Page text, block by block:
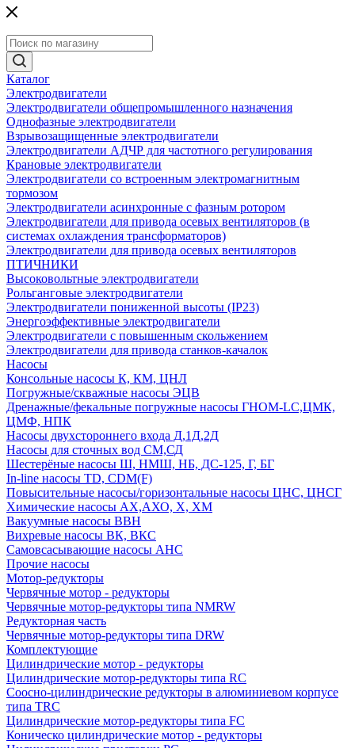
Каталог
Электродвигатели
Электродвигатели общепромышленного назначения
Однофазные электродвигатели
Взрывозащищенные электродвигатели
Электродвигатели АДЧР для частотного регулирования
Крановые электродвигатели
Электродвигатели со встроенным электромагнитным
тормозом
Электродвигатели асинхронные с фазным ротором
Электродвигатели для привода осевых вентиляторов (в
системах охлаждения трансформаторов)
Электродвигатели для привода осевых вентиляторов
ПТИЧНИКИ
Высоковольтные электродвигатели
Рольганговые электродвигатели
Электродвигатели пониженной высоты (IP23)
Энергоэффективные электродвигатели
Электродвигатели с повышенным скольжением
Электродвигатели для привода станков-качалок
Насосы
Консольные насосы К, КМ, ЦНЛ
Погружные/скважные насосы ЭЦВ
Дренажные/фекальные погружные насосы ГНОМ-LC,ЦМК,
ЦМФ, НПК
Насосы двухстороннего входа Д,1Д,2Д
Насосы для сточных вод СМ,СД
Шестерёные насосы Ш, НМШ, НБ, ДС-125, Г, БГ
In-line насосы TD, CDM(F)
Повысительные насосы/горизонтальные насосы ЦНС, ЦНСГ
Химические насосы АХ,АХО, Х, ХМ
Вакуумные насосы ВВН
Вихревые насосы ВК, ВКС
Самовсасывающие насосы АНС
Прочие насосы
Мотор-редукторы
Червячные мотор - редукторы
Червячные мотор-редукторы типа NMRW
Редукторная часть
Червячные мотор-редукторы типа DRW
Комплектующие
Цилиндрические мотор - редукторы
Цилиндрические мотор-редукторы типа RC
Соосно-цилиндрические редукторы в алюминиевом корпусе
типа TRC
Цилиндрические мотор-редукторы типа FC
Коническо цилиндрические мотор - редукторы